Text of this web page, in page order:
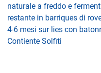
naturale a freddo e
restante in barriques di
4-6 mesi sur lies con
Contiente Solfiti